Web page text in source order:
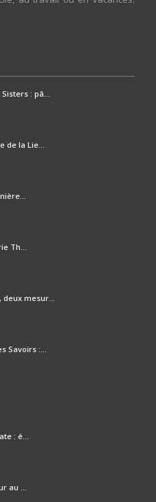
: pâ...
de la Lie...
Th...
mesur...
Savoirs :...
: é...
au ...